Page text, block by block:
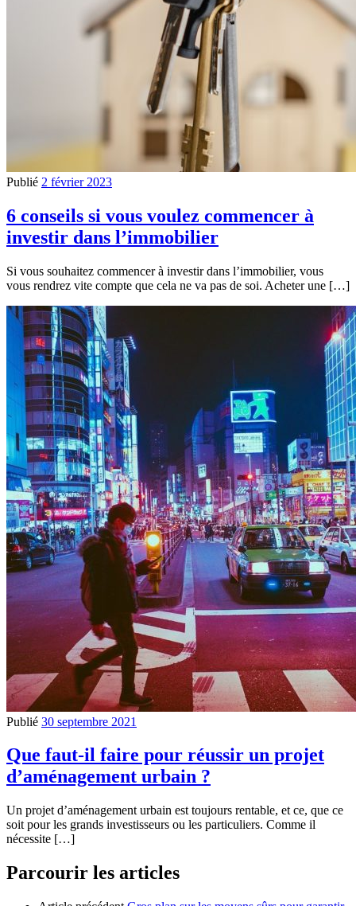
Publié 2 février 2023
6 conseils si vous voulez commencer à
investir dans l’immobilier
Si vous souhaitez commencer à investir dans l’immobilier, vous
vous rendrez vite compte que cela ne va pas de soi. Acheter une […]
Publié 30 septembre 2021
Que faut-il faire pour réussir un projet
d’aménagement urbain ?
Un projet d’aménagement urbain est toujours rentable, et ce, que ce
soit pour les grands investisseurs ou les particuliers. Comme il
nécessite […]
Parcourir les articles